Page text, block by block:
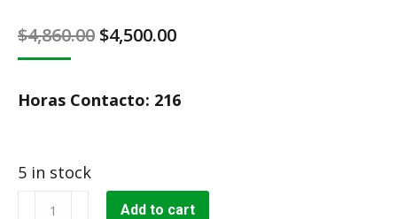
$4,860.00 Original
$4,860.00.
$4,500.00Current
$4,500.00.
Horas Contacto: 216
5 in stock
Add to cart